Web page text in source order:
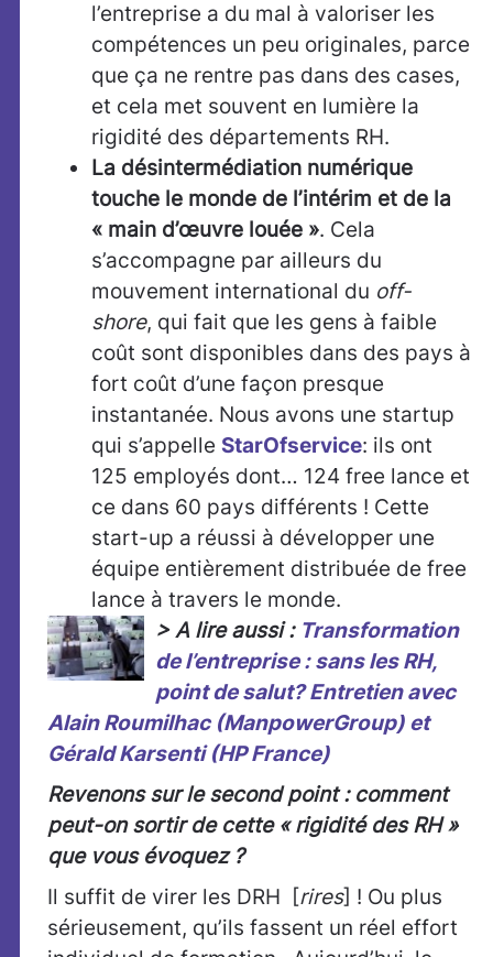
l’entreprise a du mal à valoriser les
compétences un peu originales, parce
que ça ne rentre pas dans des cases,
et cela met souvent en lumière la
rigidité des départements RH.
La désintermédiation numérique
touche le monde de l’intérim et de la
« main d’œuvre louée ». Cela
s’accompagne par ailleurs du
mouvement international du off-
shore, qui fait que les gens à faible
coût sont disponibles dans des pays à
fort coût d’une façon presque
instantanée. Nous avons une startup
qui s’appelle StarOfservice: ils ont
125 employés dont… 124 free lance et
ce dans 60 pays différents ! Cette
start-up a réussi à développer une
équipe entièrement distribuée de free
lance à travers le monde.
> A lire aussi : Transformation
de l’entreprise : sans les RH,
point de salut? Entretien avec
Alain Roumilhac (ManpowerGroup) et
Gérald Karsenti (HP France)
Revenons sur le second point : comment
peut-on sortir de cette « rigidité des RH »
que vous évoquez ?
Il suffit de virer les DRH [rires] ! Ou plus
sérieusement, qu’ils fassent un réel effort